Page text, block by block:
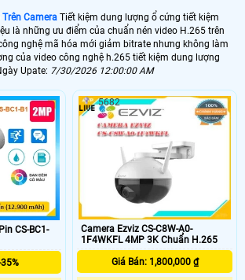
Camera Tiết kiệm dung lượng ổ cứng tiết kiệm
là những ưu điểm của chuẩn nén video H.265 trên
nghệ mã hóa mới giảm bitrate nhưng không làm
của video công nghệ h.265 tiết kiệm dung lượng
Upate: 7/30/2026 12:00:00 AM
CS-BC1-
Camera Ezviz CS-C8W-A0-
1F4WKFL 4MP 3K Chuẩn H.265
Giá Bán: 1,800,000 ₫
5682